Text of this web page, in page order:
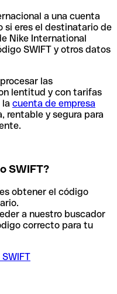
a una cuenta
si eres el destinatario de
Nike International
SWIFT y otros datos
las
lentitud y con tarifas
la cuenta de empresa
rentable y segura para
SWIFT?
obtener el código
a nuestro buscador
correcto para tu